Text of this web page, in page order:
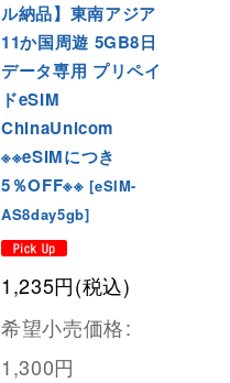
ル納品】東南アジア
11か国周遊 5GB8日
データ専用 プリペイ
ドeSIM
ChinaUnicom
※※eSIMにつき
5％OFF※※ [eSIM-
AS8day5gb]
1,235円(税込)
希望小売価格:
1,300円